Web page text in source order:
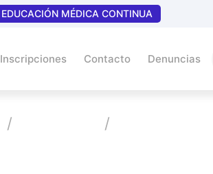
EDUCACIÓN MÉDICA CONTINUA
Inscripciones Contacto Denuncias